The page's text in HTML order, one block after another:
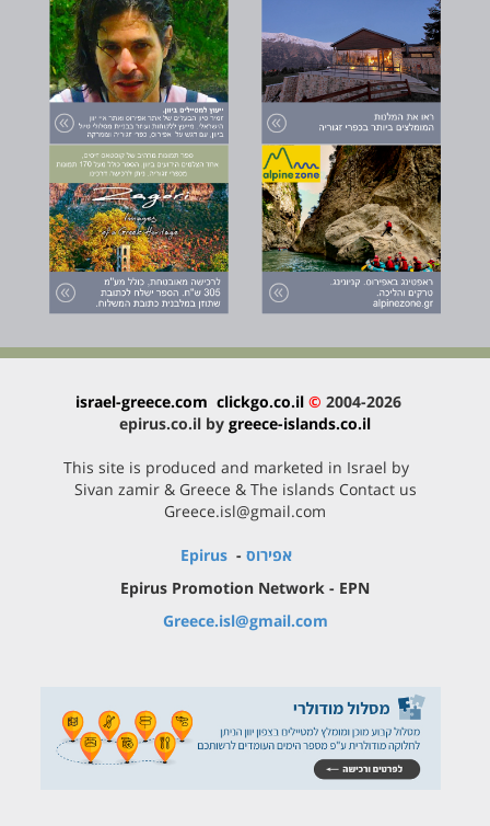
israel-greece.com clickgo.co.il © 2004-2026
epirus.co.il by greece-islands.co.il
This site is produced and marketed in Israel by
Sivan zamir & Greece & The islands Contact us
Greece.isl@gmail.com
אפירוס -
Epirus
Epirus Promotion Network - EPN
Greece.isl@gmail.com